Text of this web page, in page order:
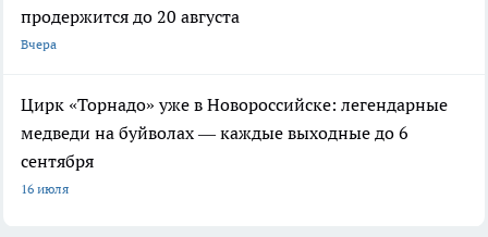
продержится до 20 августа
Вчера
Цирк «Торнадо» уже в Новороссийске: легендарные
медведи на буйволах — каждые выходные до 6
сентября
16 июля